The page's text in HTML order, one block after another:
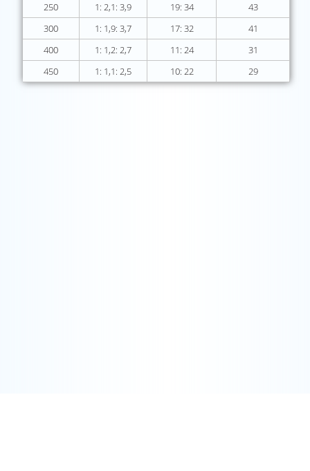
250
1: 2,1: 3,9 19: 34
43
300
1: 1,9: 3,7 17: 32
41
400
1: 1,2: 2,7 11: 24
31
450
1: 1,1: 2,5 10: 22 29